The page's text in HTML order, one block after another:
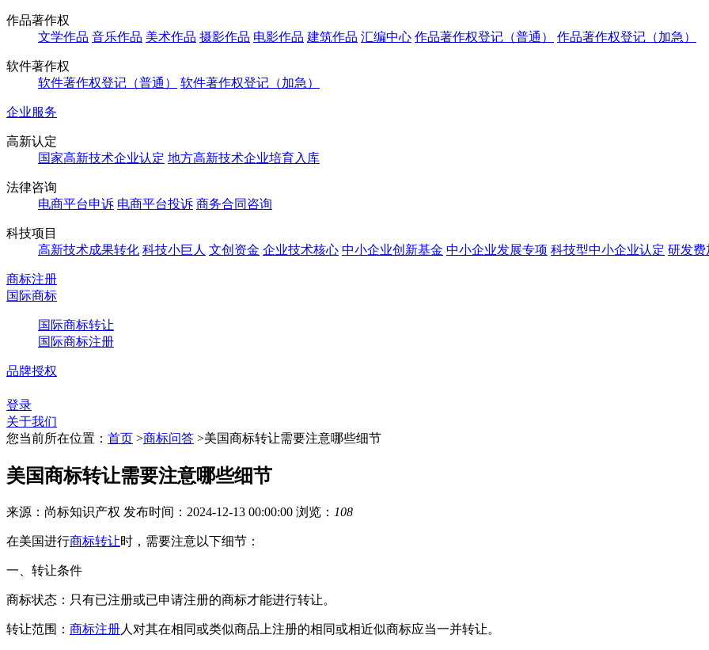
作品著作权
文学作品 音乐作品 美术作品 摄影作品 电影作品 建筑作品 汇编中心 作品著作权登记（普通） 作品著作权登记（加急）
软件著作权
软件著作权登记（普通）
软件著作权登记（加急）
企业服务
高新认定
国家高新技术企业认定 地方高新技术企业培育入库
法律咨询
电商平台申诉 电商平台投诉 商务合同咨询
科技项目
高新技术成果转化 科技小巨人 文创资金 企业技术核心 中小企业创新基金 中小企业发展专项 科技型中小企业认定 研发费
商标注册
国际商标
国际商标转让
国际商标注册
品牌授权
登录
关于我们
您当前所在位置： 首页 >商标问答 >美国商标转让需要注意哪些细节
美国商标转让需要注意哪些细节
来源：尚标知识产权 发布时间：2024-12-13 00:00:00 浏览： 108
在美国进行商标转让时，需要注意以下细节：
一、转让条件
商标状态：只有已注册或已申请注册的商标才能进行转让。
转让范围： 商标注册人对其在相同或类似商品上注册的相同或相近似商标应当一并转让。